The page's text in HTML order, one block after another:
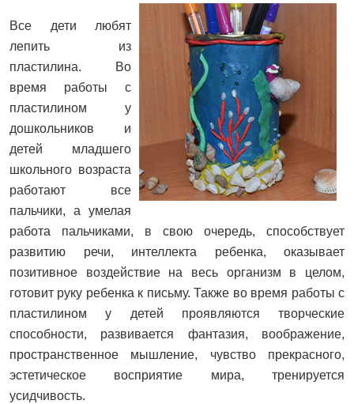
Все дети любят
лепить из
пластилина. Во
время работы с
пластилином у
дошкольников и
детей младшего
школьного возраста
работают все
пальчики, а умелая
работа пальчиками, в свою очередь, способствует
развитию речи, интеллекта ребенка, оказывает
позитивное воздействие на весь организм в целом,
готовит руку ребенка к письму. Также во время работы с
пластилином у детей проявляются творческие
способности, развивается фантазия, воображение,
пространственное мышление, чувство прекрасного,
эстетическое восприятие мира, тренируется
усидчивость.